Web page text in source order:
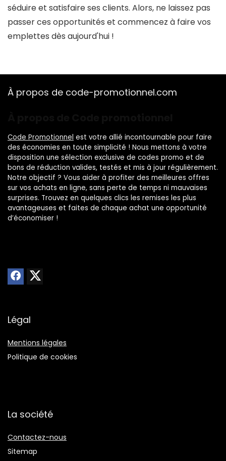
séduire et satisfaire ses clients. Alors, ne laissez pas
passer ces opportunités et commencez à faire vos
emplettes dès aujourd'hui !
À propos de code-promotionnel.com
Code Promotionnel est votre allié incontournable pour faire
des économies en toute simplicité ! Nous mettons à votre
disposition une sélection exclusive de codes promo et de
bons de réduction valides, testés et mis à jour régulièrement.
Notre objectif ? Vous aider à profiter des meilleures offres
sur vos achats en ligne, sans perte de temps ni mauvaises
surprises. Trouvez en quelques clics les remises les plus
avantageuses et faites de chaque achat une opportunité
d’économiser !
Légal
Mentions légales
Politique de cookies
La société
Contactez-nous
Sitemap